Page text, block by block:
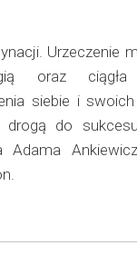
Urzeczenie
oraz ciągła
siebie i
drogą do
Adama